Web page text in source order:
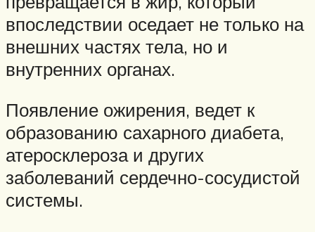
впоследствии оседает не только на
внешних частях тела, но и
внутренних органах.
Появление ожирения, ведет к
образованию сахарного диабета,
атеросклероза и других
заболеваний сердечно-сосудистой
системы.